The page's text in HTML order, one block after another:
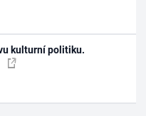
kulturní politiku.